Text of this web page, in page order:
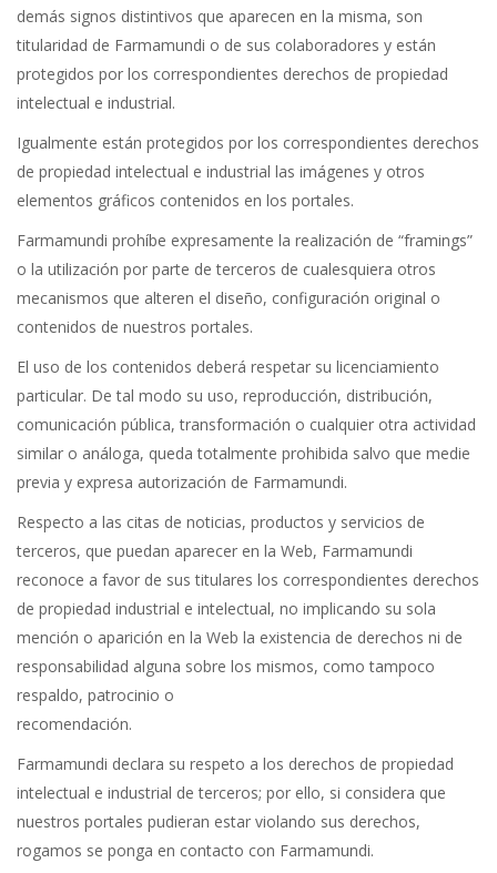
demás signos distintivos que aparecen en la misma, son
titularidad de Farmamundi o de sus colaboradores y están
protegidos por los correspondientes derechos de propiedad
intelectual e industrial.
Igualmente están protegidos por los correspondientes derechos
de propiedad intelectual e industrial las imágenes y otros
elementos gráficos contenidos en los portales.
Farmamundi prohíbe expresamente la realización de “framings”
o la utilización por parte de terceros de cualesquiera otros
mecanismos que alteren el diseño, configuración original o
contenidos de nuestros portales.
El uso de los contenidos deberá respetar su licenciamiento
particular. De tal modo su uso, reproducción, distribución,
comunicación pública, transformación o cualquier otra actividad
similar o análoga, queda totalmente prohibida salvo que medie
previa y expresa autorización de Farmamundi.
Respecto a las citas de noticias, productos y servicios de
terceros, que puedan aparecer en la Web, Farmamundi
reconoce a favor de sus titulares los correspondientes derechos
de propiedad industrial e intelectual, no implicando su sola
mención o aparición en la Web la existencia de derechos ni de
responsabilidad alguna sobre los mismos, como tampoco
respaldo, patrocinio o
recomendación.
Farmamundi declara su respeto a los derechos de propiedad
intelectual e industrial de terceros; por ello, si considera que
nuestros portales pudieran estar violando sus derechos,
rogamos se ponga en contacto con Farmamundi.